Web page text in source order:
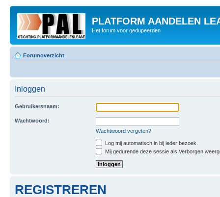
PLATFORM AANDELEN
Het forum voor gedupeerden
Forumoverzicht
Inloggen
Gebruikersnaam:
Wachtwoord:
Wachtwoord vergeten?
Log mij automatisch in bij ieder bezoek.
Mij gedurende deze sessie als Verborgen
REGISTREREN